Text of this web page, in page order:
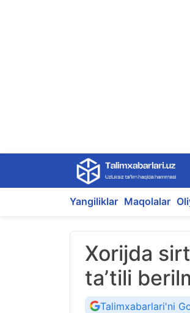
content
Yangiliklar Maqolalar
Xorijda
ta’tili
Talimxabarlari'ni